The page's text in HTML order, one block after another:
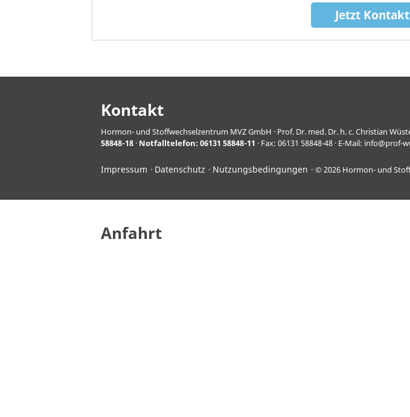
Jetzt
Kontakt
Hormon- und Stoffwechselzentrum MVZ GmbH · Prof. Dr. med. Dr. h. c. Christian
58848-18 · Notfalltelefon: 06131 58848-11 · Fax: 06131 58848-48 · E-Mail: info@prof-
Impressum Datenschutz Nutzungsbedingungen © 2026 Hormon- und
Anfahrt